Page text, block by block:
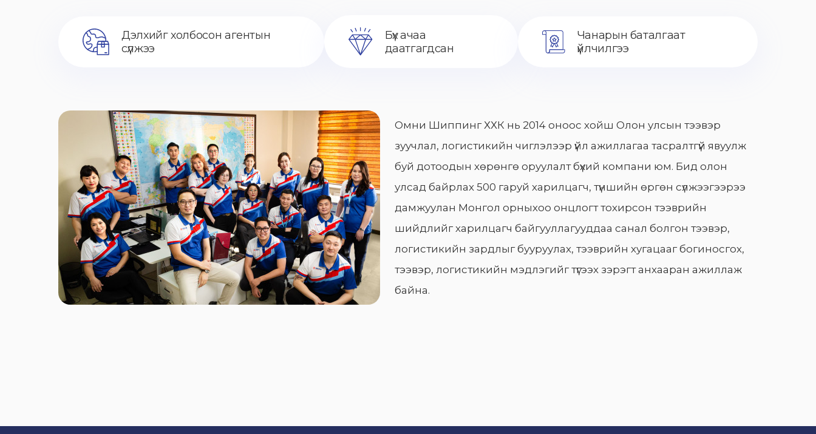
Дэлхийг холбосон агентын
сүлжээ
Бүх ачаа
даатгагдсан
Чанарын баталгаат
үйлчилгээ
Омни Шиппинг ХХК нь 2014 оноос хойш Олон улсын тээвэр
зуучлал, логистикийн чиглэлээр үйл ажиллагаа тасралтгүй явуулж
буй дотоодын хөрөнгө оруулалт бүхий компани юм. Бид олон
улсад байрлах 500 гаруй харилцагч, түншийн өргөн сүлжээгээрээ
дамжуулан Монгол орныхоо онцлогт тохирсон тээврийн
шийдлийг харилцагч байгууллагууддаа санал болгон тээвэр,
логистикийн зардлыг бууруулах, тээврийн хугацааг богиносгох,
тээвэр, логистикийн мэдлэгийг түгээх зэрэгт анхааран ажиллаж
байна.